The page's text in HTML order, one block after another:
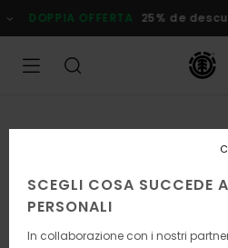
alle
informazioni
prodotto
DOPPIA OFFERTA 25% de
SCEGLI COSA SUCCEDE
PERSONALI
In collaborazione con i nostri